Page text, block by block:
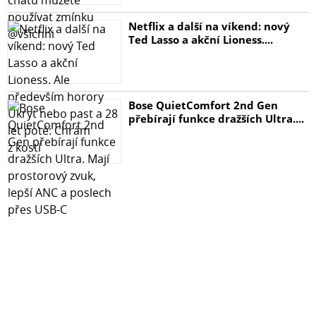
se sídlem v Prostějově.
Netflix a další na víkend: nový
Ted Lasso a akční Lioness....
Bose QuietComfort 2nd Gen
přebírají funkce dražších Ultra....